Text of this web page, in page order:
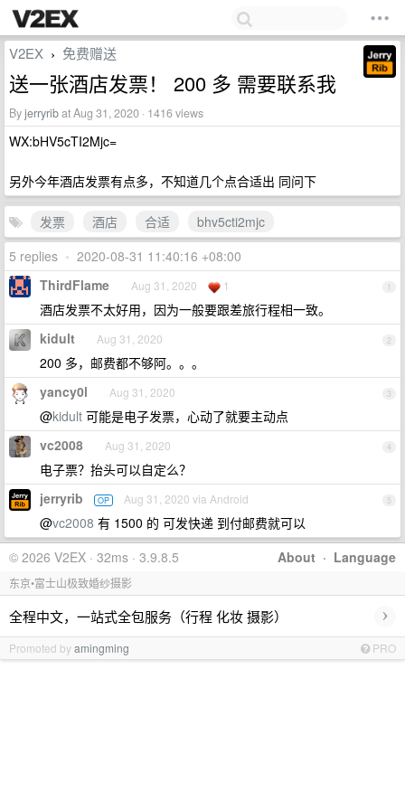
V2EX › 免费赠送
送一张酒店发票！ 200 多 需要联系我
Byjerryribat Aug 31, 2020 · 1416 views
WX:bHV5cTI2Mjc=
另外今年酒店发票有点多，不知道几个点合适出 同问下
发票 酒店 合适
bhv5cti2mjc
5 replies • 2020-08-31 11:40:16 +08:00
1
ThirdFlame Aug 31, 2020 1
酒店发票不太好用，因为一般要跟差旅行程相一致。
2
kidult Aug 31, 2020
200 多，邮费都不够阿。。。
3
yancy0l Aug 31, 2020
@kidult 可能是电子发票，心动了就要主动点
4
vc2008 Aug 31, 2020
电子票？抬头可以自定么？
5
jerryrib OP Aug 31, 2020 via Android
@vc2008 有 1500 的 可发快递 到付邮费就可以
About · Language
© 2026 V2EX · 32ms · 3.9.8.5
东京•富士山极致婚纱摄影
全程中文，一站式全包服务（行程 化妆 摄影） ›
Promoted byamingming PRO